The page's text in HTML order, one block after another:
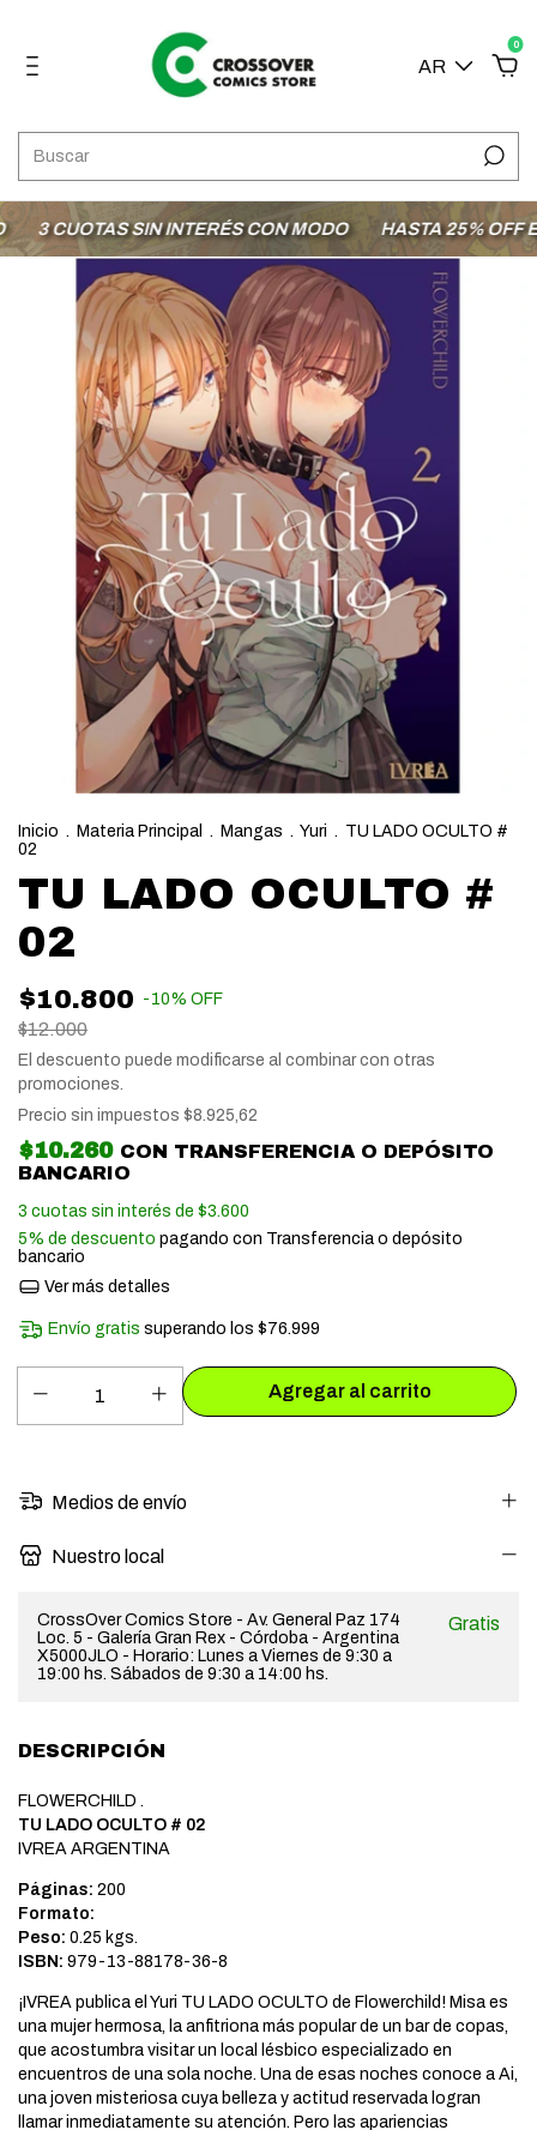
AR
0
3 CUOTAS SIN INTERÉS CON MODO HASTA 25% OFF EN
Inicio . Materia Principal . Mangas . Yuri . TU LADO OCULTO #
02
TU LADO OCULTO #
02
$10.800 - 10% OFF
$12.000
El descuento puede modificarse al combinar con otras
promociones.
Precio sin impuestos $8.925,62
$10.260 CON TRANSFERENCIA O DEPÓSITO
BANCARIO
3 cuotas sin interés de $3.600
5% de descuento pagando con Transferencia o depósito
bancario
Ver más detalles
Envío gratis superando los$76.999
Medios de envío
Nuestro local
CrossOver Comics Store - Av. General Paz 174
Loc. 5 - Galería Gran Rex - Córdoba - Argentina
X5000JLO - Horario: Lunes a Viernes de 9:30 a
19:00 hs. Sábados de 9:30 a 14:00 hs.
Gratis
DESCRIPCIÓN
FLOWERCHILD .
TU LADO OCULTO # 02
IVREA ARGENTINA
Páginas: 200
Formato:
Peso: 0.25 kgs.
ISBN: 979-13-88178-36-8
¡IVREA publica el Yuri TU LADO OCULTO de Flowerchild! Misa es
una mujer hermosa, la anfitriona más popular de un bar de copas,
que acostumbra visitar un local lésbico especializado en
encuentros de una sola noche. Una de esas noches conoce a Ai,
una joven misteriosa cuya belleza y actitud reservada logran
llamar inmediatamente su atención. Pero las apariencias